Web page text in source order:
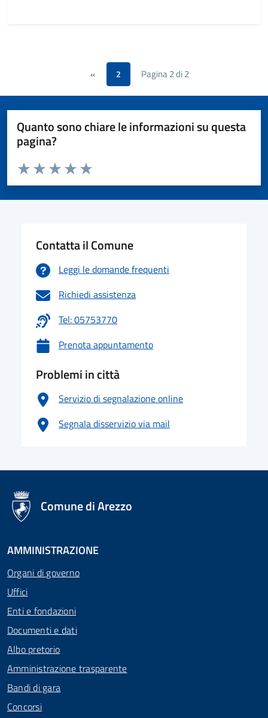
« 2 Pagina 2 di 2
Quanto sono chiare le informazioni su questa
pagina?
Valuta da 1 a 5 stelle la pagina
Valuta 5 stelle su 5
Valuta 4 stelle su 5
Valuta 3 stelle su 5
Valuta 2 stelle su 5
Valuta 1 stelle su 5
Contatta il Comune
Leggi le domande frequenti
Richiedi assistenza
Tel: 05753770
Prenota appuntamento
Problemi in città
Servizio di segnalazione online
Segnala disservizio via mail
logo Unione Europea
Comune di Arezzo
AMMINISTRAZIONE
Organi di governo
Uffici
Enti e fondazioni
Documenti e dati
Albo pretorio
Amministrazione trasparente
Bandi di gara
Concorsi